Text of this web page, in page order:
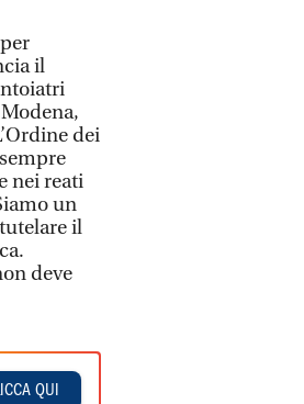
il
dei
nei reati
un
il
deve
QUI